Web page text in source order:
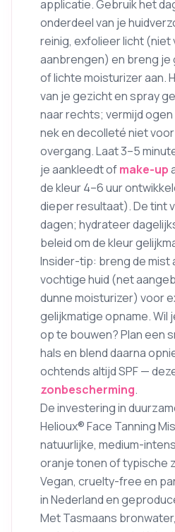
applicatie. Gebruik het
onderdeel van je
reinig, exfolieer licht (niet
aanbrengen) en breng je
of lichte moisturizer aan.
van je gezicht en spray
naar rechts; vermijd
nek en decolleté niet
overgang. Laat 3–5
je aankleedt ofmake-up
de kleur 4–6 uur
dieper resultaat). De tint
dagen; hydrateer
beleid om de kleur
Insider-tip: breng de mist
vochtige huid (net
dunne moisturizer) voor
gelijkmatige opname. Wil
op te bouwen? Plan een
hals en blend daarna
ochtends altijd SPF —
zonbescherming.
De investering in
Helioux® Face Tanning
natuurlijke, medium-
oranje tonen of typische
Vegan, cruelty-free en
in Nederland en
Met Tasmaans